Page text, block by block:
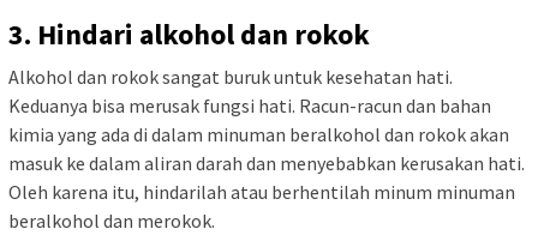
3. Hindari alkohol dan rokok
Alkohol dan rokok sangat buruk untuk kesehatan hati.
Keduanya bisa merusak fungsi hati. Racun-racun dan bahan
kimia yang ada di dalam minuman beralkohol dan rokok akan
masuk ke dalam aliran darah dan menyebabkan kerusakan hati.
Oleh karena itu, hindarilah atau berhentilah minum minuman
beralkohol dan merokok.